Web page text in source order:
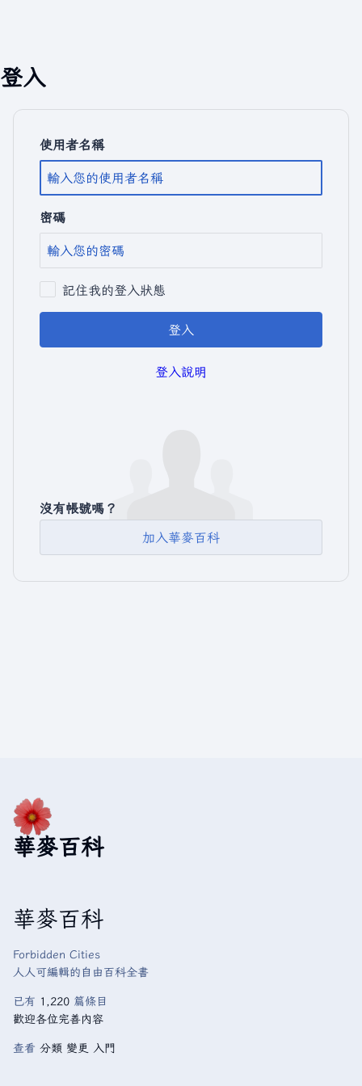
登入
使用者名稱
密碼
記住我的登入狀態
登入
登入說明
沒有帳號嗎？
加入華麥百科
華麥百科
華麥百科
Forbidden Cities
人人可編輯的自由百科全書
已有 1,220 篇條目
歡迎各位完善內容
查看 分類 變更 入門